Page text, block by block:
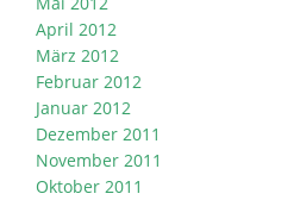
April 2012
März 2012
Februar 2012
Januar 2012
Dezember 2011
November 2011
Oktober 2011